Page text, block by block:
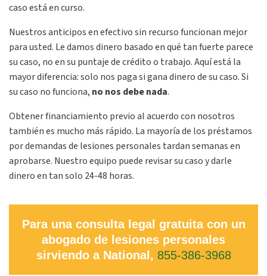
caso está en curso.
Nuestros anticipos en efectivo sin recurso funcionan mejor
para usted. Le damos dinero basado en qué tan fuerte parece
su caso, no en su puntaje de crédito o trabajo. Aquí está la
mayor diferencia: solo nos paga si gana dinero de su caso. Si
su caso no funciona, no nos debe nada.
Obtener financiamiento previo al acuerdo con nosotros
también es mucho más rápido. La mayoría de los préstamos
por demandas de lesiones personales tardan semanas en
aprobarse. Nuestro equipo puede revisar su caso y darle
dinero en tan solo 24-48 horas.
Para una consulta legal gratuita con un
abogado de lesiones personales
sirviendo a National, 855-386-3968